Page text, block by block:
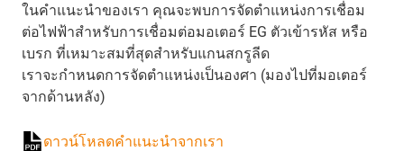
ในคำแนะนำของเรา คุณจะพบการจัดตำแหน่งการเชื่อม
ต่อไฟฟ้าสำหรับการเชื่อมต่อมอเตอร์ EG ตัวเข้ารหัส หรือ
เบรก ที่เหมาะสมที่สุดสำหรับแกนสกรูลีด
เราจะกำหนดการจัดตำแหน่งเป็นองศา (มองไปที่มอเตอร์
จากด้านหลัง)
ดาวน์โหลดคำแนะนำจากเรา